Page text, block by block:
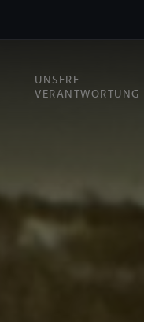
UNSERE
VERANTWORTUNG